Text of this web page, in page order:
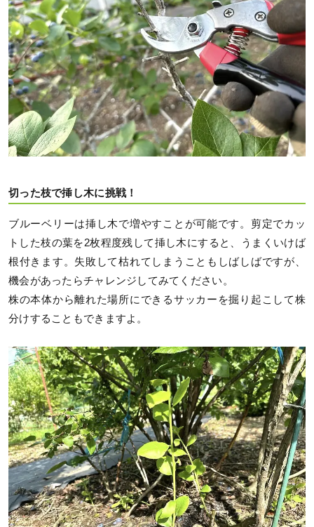
切った枝で挿し木に挑戦！
ブルーベリーは挿し木で増やすことが可能です。剪定でカッ
トした枝の葉を2枚程度残して挿し木にすると、うまくいけば
根付きます。失敗して枯れてしまうこともしばしばですが、
機会があったらチャレンジしてみてください。
株の本体から離れた場所にできるサッカーを掘り起こして株
分けすることもできますよ。